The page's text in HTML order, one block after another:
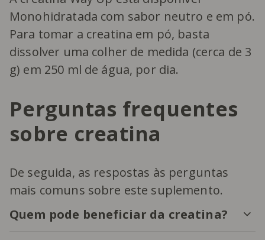
Monohidratada com sabor neutro e em pó.
Para tomar a creatina em pó, basta
dissolver uma colher de medida (cerca de 3
g) em 250 ml de água, por dia.
Perguntas frequentes
sobre creatina
De seguida, as respostas às perguntas
mais comuns sobre este suplemento.
Quem pode beneficiar da creatina?